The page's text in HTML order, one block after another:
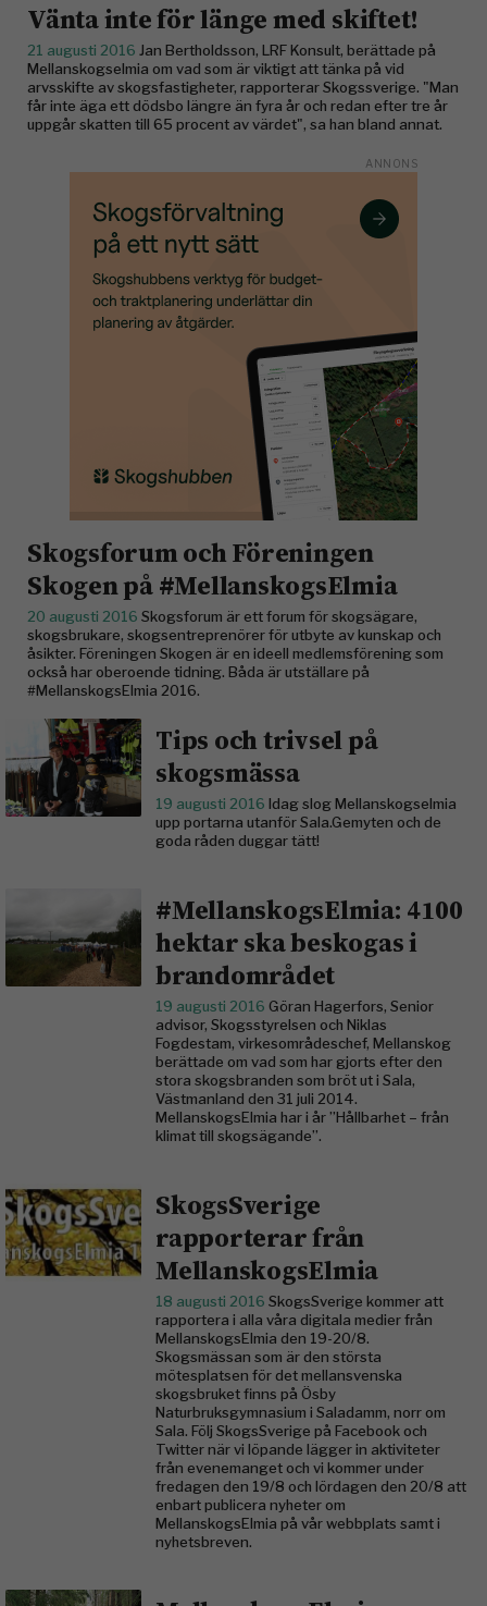
Vänta inte för länge med skiftet!
21 augusti 2016 Jan Bertholdsson, LRF Konsult, berättade på
Mellanskogselmia om vad som är viktigt att tänka på vid
arvsskifte av skogsfastigheter, rapporterar Skogssverige. "Man
får inte äga ett dödsbo längre än fyra år och redan efter tre år
uppgår skatten till 65 procent av värdet", sa han bland annat.
Skogsforum och Föreningen
Skogen på #MellanskogsElmia
20 augusti 2016 Skogsforum är ett forum för skogsägare,
skogsbrukare, skogsentreprenörer för utbyte av kunskap och
åsikter. Föreningen Skogen är en ideell medlemsförening som
också har oberoende tidning. Båda är utställare på
#MellanskogsElmia 2016.
Tips och trivsel på
skogsmässa
19 augusti 2016 Idag slog Mellanskogselmia
upp portarna utanför Sala.Gemyten och de
goda råden duggar tätt!
#MellanskogsElmia: 4100
hektar ska beskogas i
brandområdet
19 augusti 2016 Göran Hagerfors, Senior
advisor, Skogsstyrelsen och Niklas
Fogdestam, virkesområdeschef, Mellanskog
berättade om vad som har gjorts efter den
stora skogsbranden som bröt ut i Sala,
Västmanland den 31 juli 2014.
MellanskogsElmia har i år ”Hållbarhet – från
klimat till skogsägande”.
SkogsSverige
rapporterar från
MellanskogsElmia
18 augusti 2016 SkogsSverige kommer att
rapportera i alla våra digitala medier från
MellanskogsElmia den 19-20/8.
Skogsmässan som är den största
mötesplatsen för det mellansvenska
skogsbruket finns på Ösby
Naturbruksgymnasium i Saladamm, norr om
Sala. Följ SkogsSverige på Facebook och
Twitter när vi löpande lägger in aktiviteter
från evenemanget och vi kommer under
fredagen den 19/8 och lördagen den 20/8 att
enbart publicera nyheter om
MellanskogsElmia på vår webbplats samt i
nyhetsbreven.